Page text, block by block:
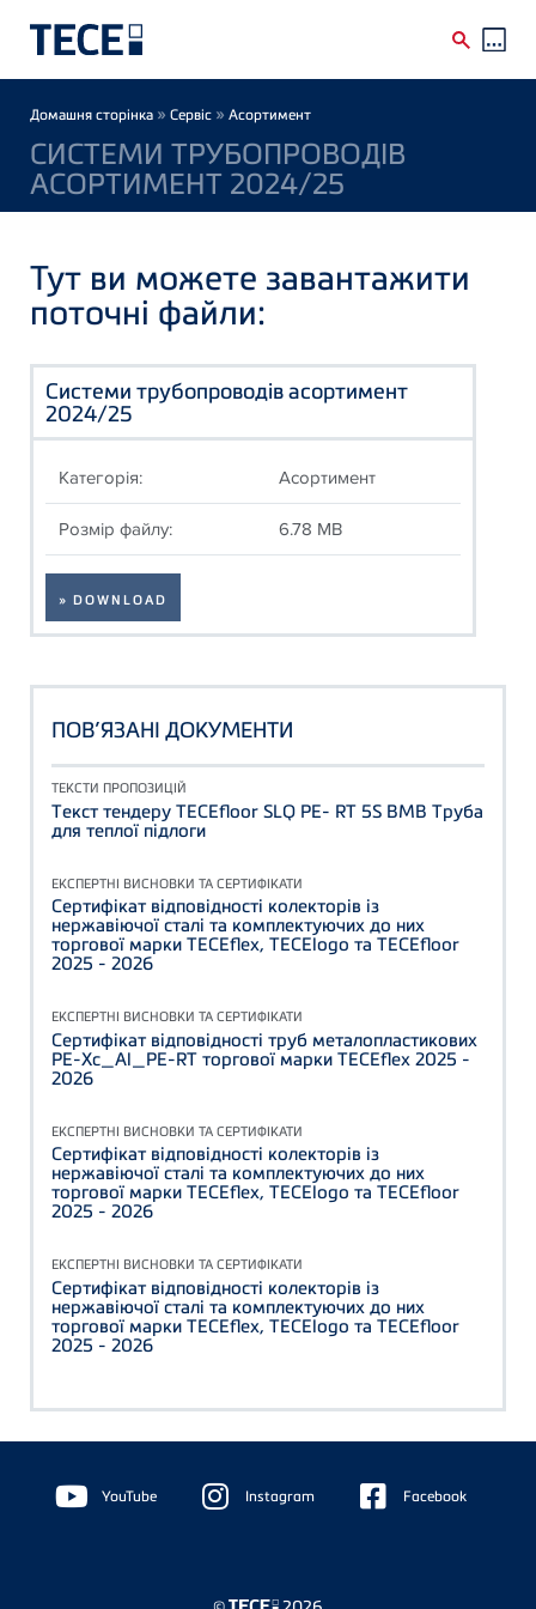
Breadcrumb
Домашня сторінка » Сервіс » Асортимент
СИСТЕМИ ТРУБОПРОВОДІВ
АСОРТИМЕНТ 2024/25
Тут ви можете завантажити
поточні файли:
Системи трубопроводів асортимент
2024/25
Категорія: Асортимент
Розмір файлу: 6.78 MB
» DOWNLOAD
ПОВ’ЯЗАНІ ДОКУМЕНТИ
ТЕКСТИ ПРОПОЗИЦІЙ
Текст тендеру TECEfloor SLQ PE- RT 5S BMB Труба
для теплої підлоги
ЕКСПЕРТНІ ВИСНОВКИ ТА СЕРТИФІКАТИ
Сертифікат відповідності колекторів із
нержавіючої сталі та комплектуючих до них
торгової марки TECEflex, TECElogo та TECEfloor
2025 - 2026
ЕКСПЕРТНІ ВИСНОВКИ ТА СЕРТИФІКАТИ
Сертифікат відповідності труб металопластикових
PE-Xc_Al_PE-RT торгової марки TECEflex 2025 -
2026
ЕКСПЕРТНІ ВИСНОВКИ ТА СЕРТИФІКАТИ
Сертифікат відповідності колекторів із
нержавіючої сталі та комплектуючих до них
торгової марки TECEflex, TECElogo та TECEfloor
2025 - 2026
ЕКСПЕРТНІ ВИСНОВКИ ТА СЕРТИФІКАТИ
Сертифікат відповідності колекторів із
нержавіючої сталі та комплектуючих до них
торгової марки TECEflex, TECElogo та TECEfloor
2025 - 2026
Floating
Sidebar YouTube Instagram Facebook